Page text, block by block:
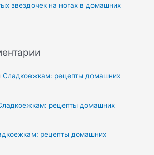
звездочек на ногах в домашних
Сладкоежкам: рецепты домашних
рецепты домашних
рецепты домашних